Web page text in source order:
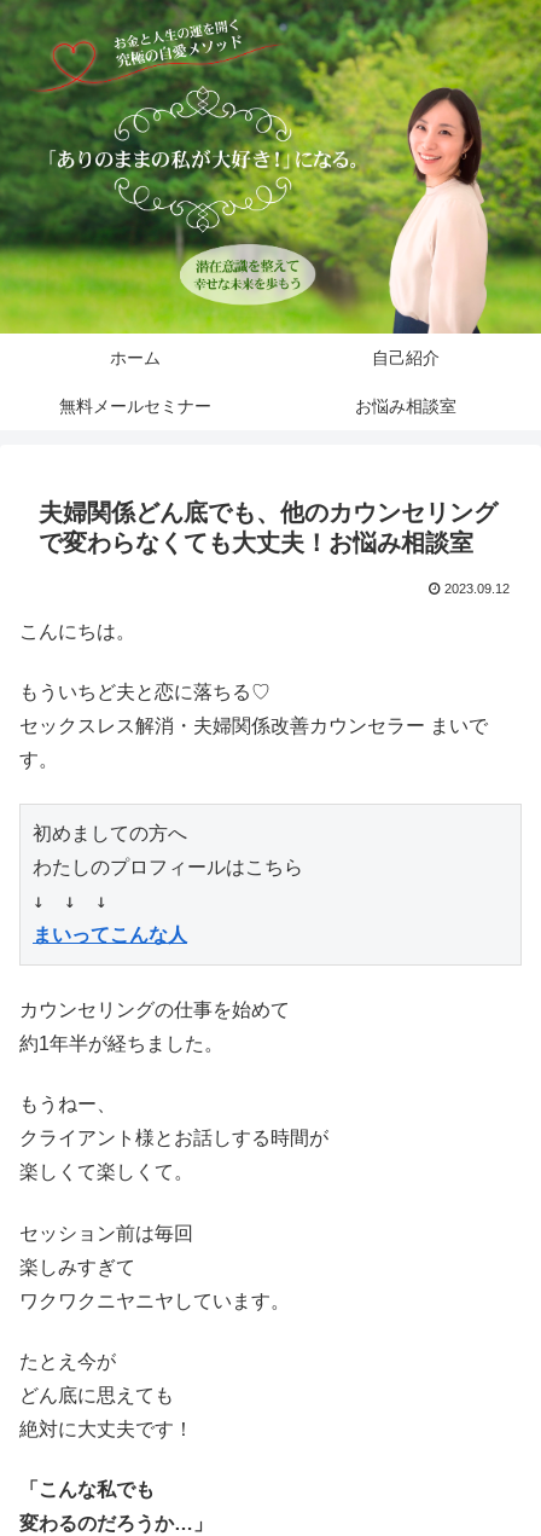
ホーム 自己紹介
無料メールセミナー お悩み相談室
夫婦関係どん底でも、他のカウンセリング
で変わらなくても大丈夫！お悩み相談室
2023.09.12
こんにちは。
もういちど夫と恋に落ちる♡
セックスレス解消・夫婦関係改善カウンセラー まいで
す。
初めましての方へ
わたしのプロフィールはこちら
まいってこんな人
カウンセリングの仕事を始めて
約1年半が経ちました。
もうねー、
クライアント様とお話しする時間が
楽しくて楽しくて。
セッション前は毎回
楽しみすぎて
ワクワクニヤニヤしています。
たとえ今が
どん底に思えても
絶対に大丈夫です！
「こんな私でも
変わるのだろうか…」